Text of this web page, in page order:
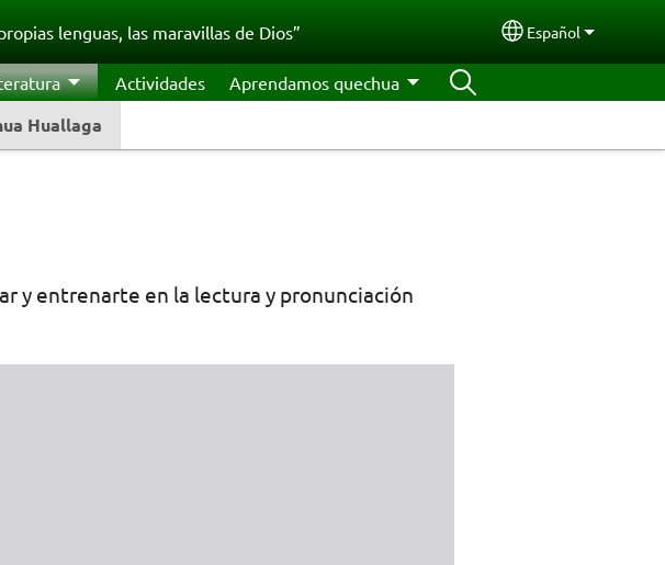
lenguas, las maravillas de Dios” Select your
Español
Huallaga
Actividades Aprendamos quechua
y entrenarte en la lectura y pronunciación